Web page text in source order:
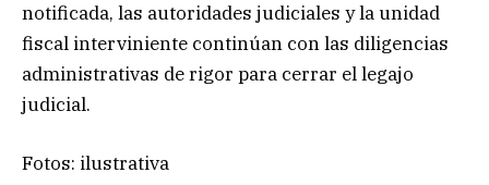
notificada, las autoridades judiciales y la unidad
fiscal interviniente continúan con las diligencias
administrativas de rigor para cerrar el legajo
judicial.
Fotos: ilustrativa